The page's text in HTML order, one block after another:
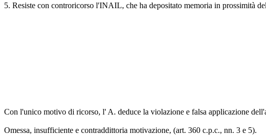
5. Resiste con controricorso l'INAIL, che ha depositato memoria in prossimità
Con l'unico motivo di ricorso, l' A. deduce la violazione e falsa applicazione
Omessa, insufficiente e contraddittoria motivazione, (art. 360 c.p.c., nn. 3 e 5).